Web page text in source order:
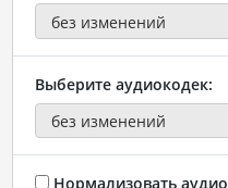
Выберите аудиокодек:
Нормализовать аудио